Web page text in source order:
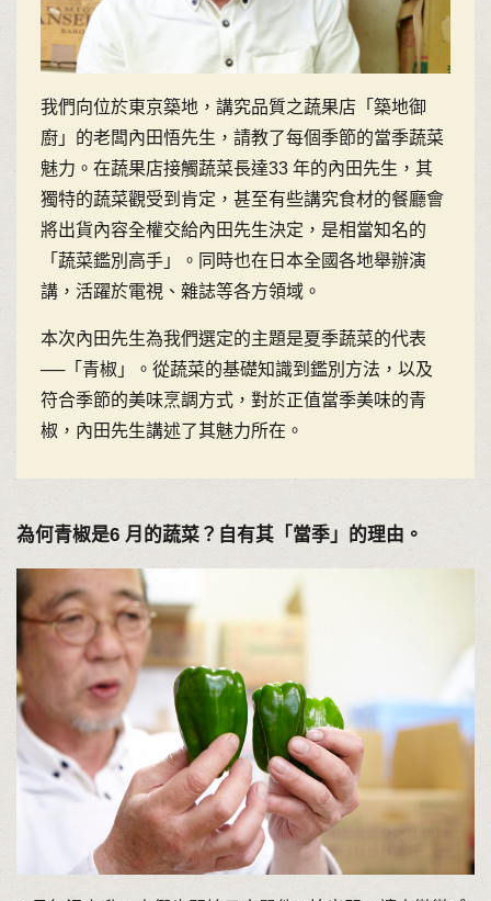
我們向位於東京築地，講究品質之蔬果店「築地御
廚」的老闆內田悟先生，請教了每個季節的當季蔬菜
魅力。在蔬果店接觸蔬菜長達33 年的內田先生，其
獨特的蔬菜觀受到肯定，甚至有些講究食材的餐廳會
將出貨內容全權交給內田先生決定，是相當知名的
「蔬菜鑑別高手」。同時也在日本全國各地舉辦演
講，活躍於電視、雜誌等各方領域。
本次內田先生為我們選定的主題是夏季蔬菜的代表
──「青椒」。從蔬菜的基礎知識到鑑別方法，以及
符合季節的美味烹調方式，對於正值當季美味的青
椒，內田先生講述了其魅力所在。
為何青椒是6 月的蔬菜？自有其「當季」的理由。